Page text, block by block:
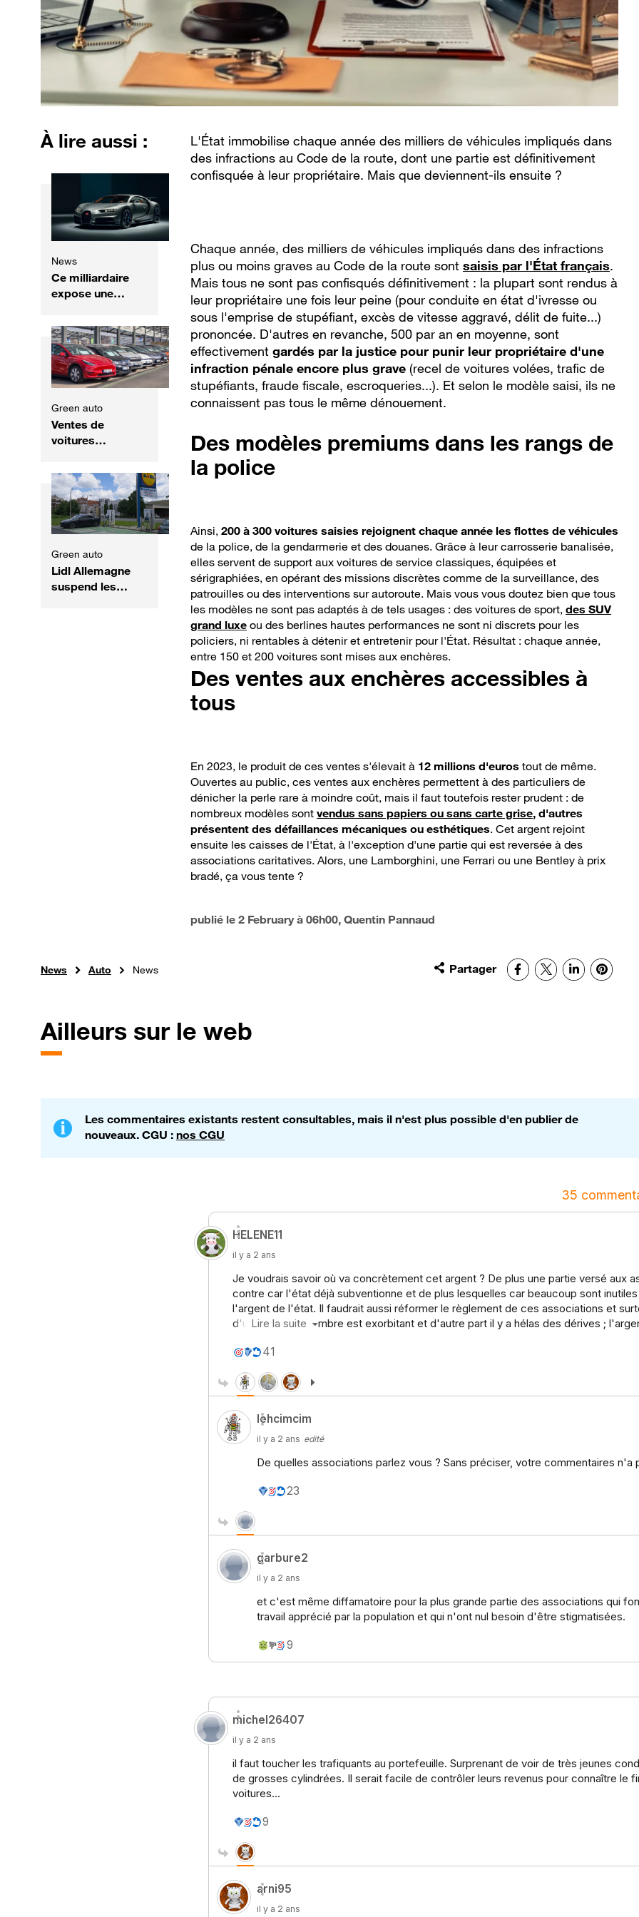
À lire aussi :
News
Ce milliardaire
expose une
collection de
voitures
d'exception,
entre Bugatti,
Ferrari et
Mercedes rares
Green auto
Ventes de
voitures
quelles
perspectives
mondiales pour
2026 ?
Green auto
Lidl Allemagne
suspend les
L'État immobilise chaque année des milliers de véhicules impliqués dans
des infractions au Code de la route, dont une partie est définitivement
confisquée à leur propriétaire. Mais que deviennent-ils ensuite ?
Chaque année, des milliers de véhicules impliqués dans des infractions
plus ou moins graves au Code de la route sont saisis par l'État français.
Mais tous ne sont pas confisqués définitivement : la plupart sont rendus à
leur propriétaire une fois leur peine (pour conduite en état d'ivresse ou
sous l'emprise de stupéfiant, excès de vitesse aggravé, délit de fuite...)
prononcée. D'autres en revanche, 500 par an en moyenne, sont
effectivement gardés par la justice pour punir leur propriétaire d'une
infraction pénale encore plus grave (recel de voitures volées, trafic de
stupéfiants, fraude fiscale, escroqueries...). Et selon le modèle saisi, ils ne
connaissent pas tous le même dénouement.
Des modèles premiums dans les rangs de
la police
Ainsi, 200 à 300 voitures saisies rejoignent chaque année les flottes de véhicules
de la police, de la gendarmerie et des douanes. Grâce à leur carrosserie banalisée,
elles servent de support aux voitures de service classiques, équipées et
sérigraphiées, en opérant des missions discrètes comme de la surveillance, des
patrouilles ou des interventions sur autoroute. Mais vous vous doutez bien que tous
les modèles ne sont pas adaptés à de tels usages : des voitures de sport, des SUV
grand luxe ou des berlines hautes performances ne sont ni discrets pour les
policiers, ni rentables à détenir et entretenir pour l'État. Résultat : chaque année,
entre 150 et 200 voitures sont mises aux enchères.
Des ventes aux enchères accessibles à
tous
En 2023, le produit de ces ventes s'élevait à 12 millions d'euros tout de même.
Ouvertes au public, ces ventes aux enchères permettent à des particuliers de
dénicher la perle rare à moindre coût, mais il faut toutefois rester prudent : de
nombreux modèles sont vendus sans papiers ou sans carte grise, d'autres
présentent des défaillances mécaniques ou esthétiques. Cet argent rejoint
ensuite les caisses de l'État, à l'exception d'une partie qui est reversée à des
associations caritatives. Alors, une Lamborghini, une Ferrari ou une Bentley à prix
bradé, ça vous tente ?
publié le 2 February à 06h00, Quentin Pannaud
News Auto News Partager Facebook
X LinkedIn
Ailleurs sur le web
Les commentaires existants restent consultables, mais il n'est plus possible d'en publier de
nouveaux. CGU : nos CGU